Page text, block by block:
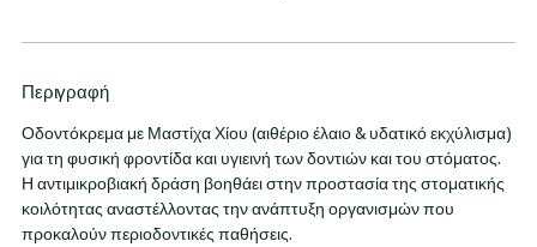
Προσθήκη
στο
καλάθι
σας
Περιγραφή
Οδοντόκρεμα με Μαστίχα Χίου (αιθέριο έλαιο & υδατικό εκχύλισμα)
για τη φυσική φροντίδα και υγιεινή των δοντιών και του στόματος.
Η αντιμικροβιακή δράση βοηθάει στην προστασία της στοματικής
κοιλότητας αναστέλλοντας την ανάπτυξη οργανισμών που
προκαλούν περιοδοντικές παθήσεις.